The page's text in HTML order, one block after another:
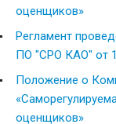
оценщиков»
Регламент
ПО "СРО КАО" от
Положение о
оценщиков»